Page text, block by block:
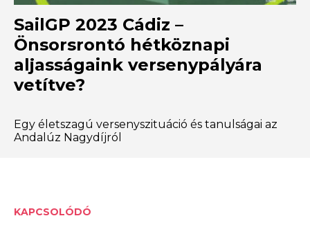
SailGP 2023 Cádiz –
Önsorsrontó hétköznapi
aljasságaink versenypályára
vetítve?
Egy életszagú versenyszituáció és tanulságai az
Andalúz Nagydíjról
KAPCSOLÓDÓ